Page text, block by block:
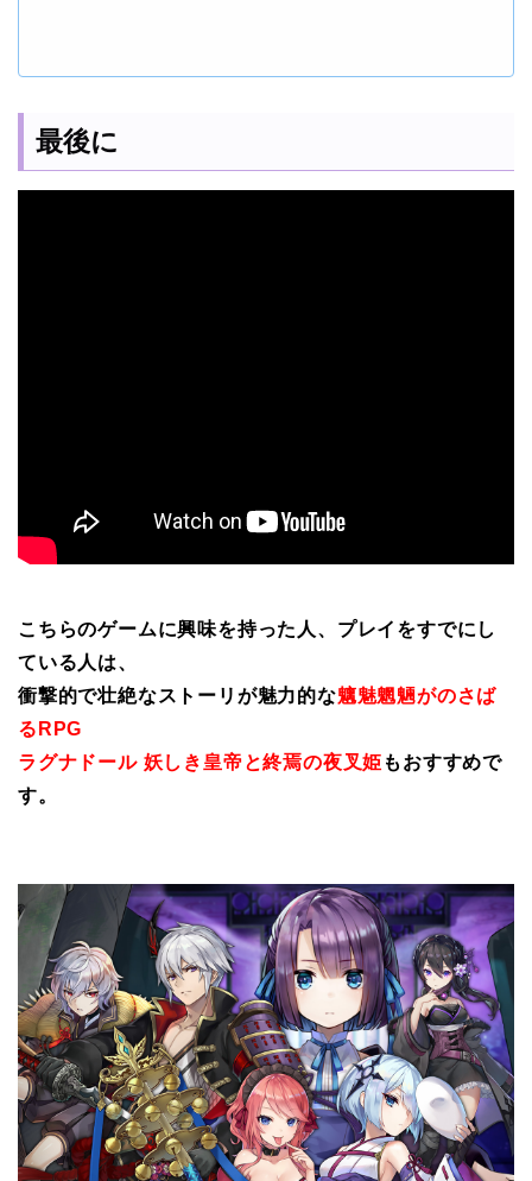
最後に
こちらのゲームに興味を持った人、プレイをすでにし
ている人は、
衝撃的で壮絶なストーリが魅力的な魑魅魍魎がのさば
るRPG
ラグナドール 妖しき皇帝と終焉の夜叉姫 もおすすめで
す。